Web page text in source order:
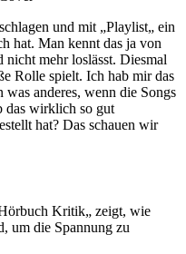
und mit „Playlist„ ein
hat. Man kennt das ja von
mehr loslässt. Diesmal
Rolle spielt. Ich hab mir das
was anderes, wenn die Songs
das wirklich so gut
hat? Das schauen wir
Kritik„ zeigt, wie
um die Spannung zu